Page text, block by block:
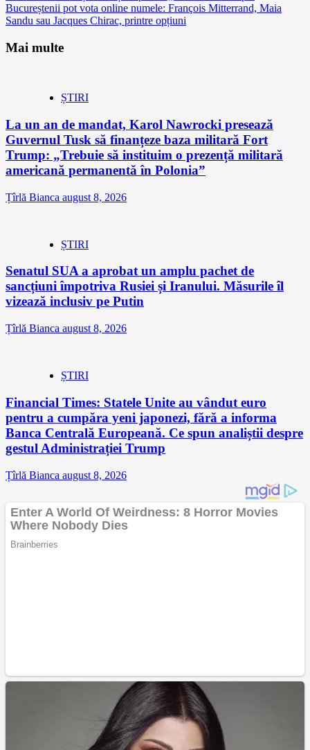
Bucureștenii pot vota online numele: François Mitterrand, Maia
Sandu sau Jacques Chirac, printre opțiuni
Mai multe
ȘTIRI
La un an de mandat, Karol Nawrocki presează
Guvernul Tusk să finanțeze baza militară Fort
Trump: „Trebuie să instituim o prezență militară
americană permanentă în Polonia”
Țîrlă Bianca august 8, 2026
ȘTIRI
Senatul SUA a aprobat un amplu pachet de
sancțiuni împotriva Rusiei și Iranului. Măsurile îl
vizează inclusiv pe Putin
Țîrlă Bianca august 8, 2026
ȘTIRI
Financial Times: Statele Unite au vândut euro
pentru a cumpăra yeni japonezi, fără a informa
Banca Centrală Europeană. Ce spun analiștii despre
gestul Administrației Trump
Țîrlă Bianca august 8, 2026